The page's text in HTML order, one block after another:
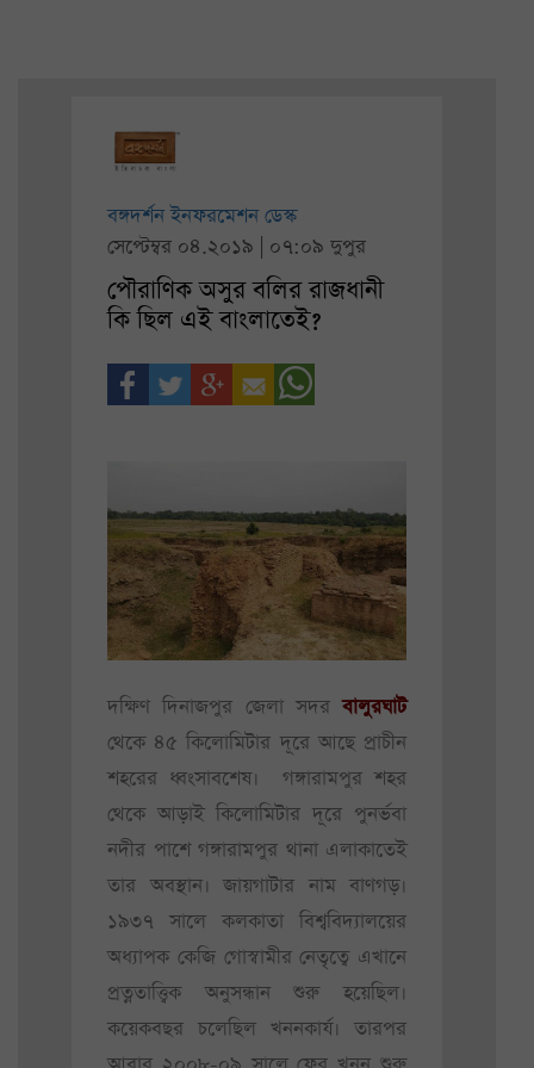
বঙ্গদর্শন ইনফরমেশন ডেস্ক
সেপ্টেম্বর ০৪.২০১৯ | ০৭:০৯ দুপুর
পৌরাণিক অসুর বলির রাজধানী
কি ছিল এই বাংলাতেই?
দক্ষিণ দিনাজপুর জেলা সদরবালুরঘাট
থেকে ৪৫ কিলোমিটার দূরে আছে প্রাচীন
শহরের ধ্বংসাবশেষ। গঙ্গারামপুর শহর
থেকে আড়াই কিলোমিটার দূরে পুনর্ভবা
নদীর পাশে গঙ্গারামপুর থানা এলাকাতেই
তার অবস্থান। জায়গাটার নাম বাণগড়।
১৯৩৭ সালে কলকাতা বিশ্ববিদ্যালয়ের
অধ্যাপক কেজি গোস্বামীর নেতৃত্বে এখানে
প্রত্নতাত্ত্বিক অনুসন্ধান শুরু হয়েছিল।
কয়েকবছর চলেছিল খননকার্য। তারপর